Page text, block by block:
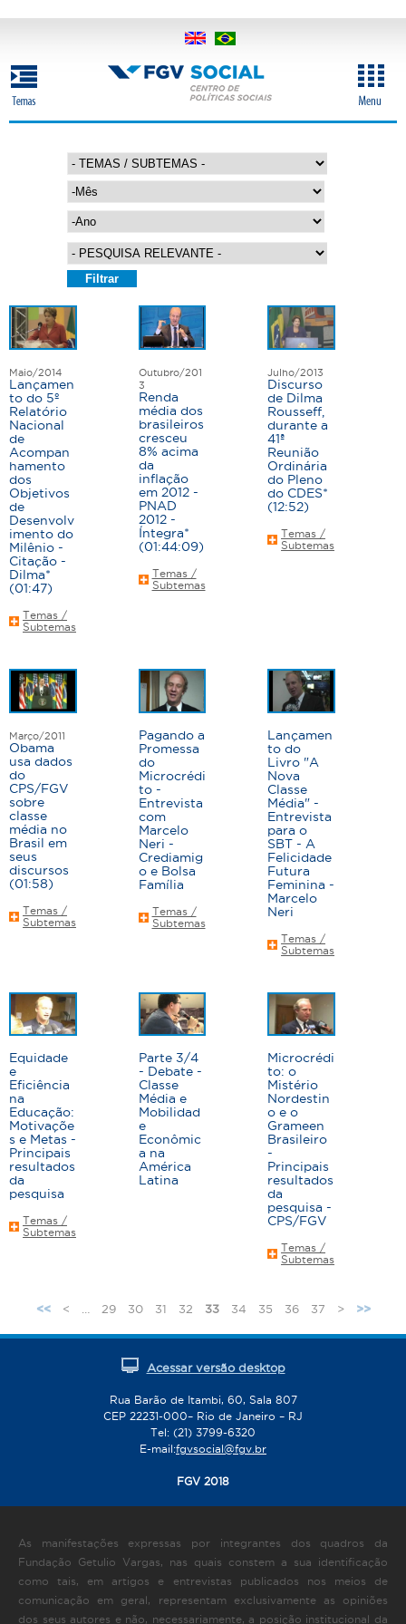
conteúdo
principal
M
s
o
Maio/2014
Lançamen
to do 5º
Relatório
Nacional
de
Acompan
hamento
dos
Objetivos
de
Desenvolv
imento do
Milênio -
Citação -
Dilma*
(01:47)
Temas /
Subtemas
Outubro/201
3
Renda
média dos
brasileiros
cresceu
8% acima
da
inflação
em 2012 -
PNAD
2012 -
Íntegra*
(01:44:09)
Temas /
Subtemas
Julho/2013
Discurso
de Dilma
Rousseff,
durante a
41ª
Reunião
Ordinária
do Pleno
do CDES*
(12:52)
Temas /
Subtemas
Março/2011
Obama
usa dados
do
CPS/FGV
sobre
classe
média no
Brasil em
seus
discursos
(01:58)
Temas /
Subtemas
Pagando a
Promessa
do
Microcrédi
to -
Entrevista
com
Marcelo
Neri -
Crediamig
o e Bolsa
Família
Temas /
Subtemas
Lançamen
to do
Livro "A
Nova
Classe
Média" -
Entrevista
para o
SBT - A
Felicidade
Futura
Feminina -
Marcelo
Neri
Temas /
Subtemas
Equidade
e
Eficiência
na
Educação:
Motivaçõe
s e Metas -
Principais
resultados
da
pesquisa
Temas /
Subtemas
Parte 3/4
- Debate -
Classe
Média e
Mobilidad
e
Econômic
a na
América
Latina
Microcrédi
to: o
Mistério
Nordestin
o e o
Grameen
Brasileiro
-
Principais
resultados
da
pesquisa -
CPS/FGV
Temas /
Subtemas
P
á
g
i
n
a
s
<< < 29 30 31 32 33 34 35 36 37 > >>
Acessar versão desktop
Rua Barão de Itambi, 60, Sala 807
CEP 22231-000– Rio de Janeiro – RJ
Tel: (21) 3799-6320
E-mail:fgvsocial@fgv.br
FGV 2018
As manifestações expressas por integrantes dos quadros da
Fundação Getulio Vargas, nas quais constem a sua identificação
como tais, em artigos e entrevistas publicados nos meios de
comunicação em geral, representam exclusivamente as opiniões
dos seus autores e não, necessariamente, a posição institucional da